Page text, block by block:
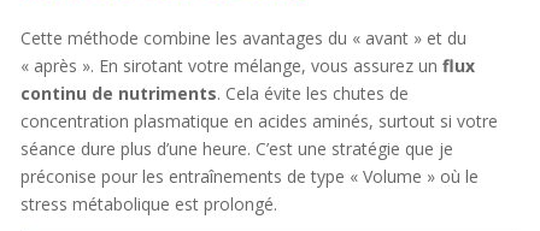
Cette méthode combine les avantages du « avant » et du
« après ». En sirotant votre mélange, vous assurez un flux
continu de nutriments. Cela évite les chutes de
concentration plasmatique en acides aminés, surtout si votre
séance dure plus d’une heure. C’est une stratégie que je
préconise pour les entraînements de type « Volume » où le
stress métabolique est prolongé.